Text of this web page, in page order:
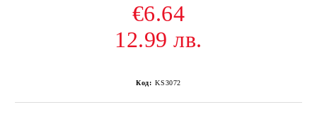
€6.64
12.99 лв.
Код: KS3072